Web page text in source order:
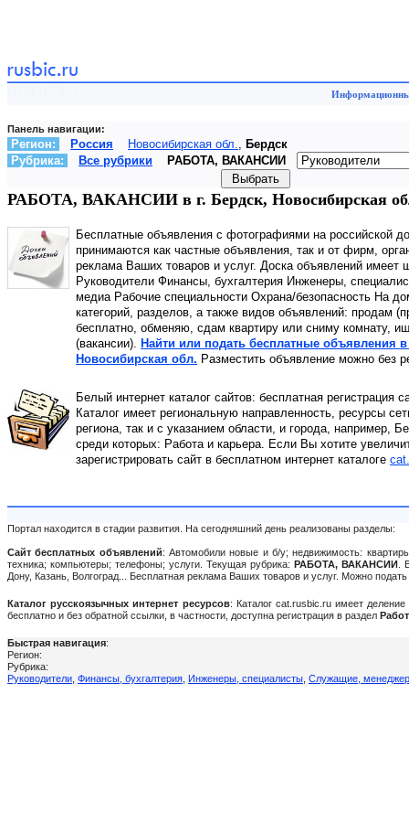
Панель навигации:
Регион: Россия Новосибирская обл., Бердск
Рубрика:
Все рубрики РАБОТА, ВАКАНСИИ
РАБОТА, ВАКАНСИИ в г. Бердск, Новосибирская
Бесплатные объявления с фотографиями на российской
принимаются как частные объявления, так и от фирм,
реклама Ваших товаров и услуг. Доска объявлений
Руководители Финансы, бухгалтерия Инженеры,
медиа Рабочие специальности Охрана/безопасность На
категорий, разделов, а также видов объявлений: продам
бесплатно, обменяю, сдам квартиру или сниму комнату,
(вакансии). Найти или подать бесплатные объявления
Новосибирская обл. Разместить объявление можно без
Белый интернет каталог сайтов: бесплатная регистрация
Каталог имеет региональную направленность, ресурсы
региона, так и с указанием области, и города, например,
среди которых: Работа и карьера. Если Вы хотите
зарегистрировать сайт в бесплатном интернет каталоге
Портал находится в стадии развития. На сегодняшний день реализованы разделы:
Сайт бесплатных объявлений: Автомобили новые и б/у; недвижимость:
техника; компьютеры; телефоны; услуги. Текущая рубрика: РАБОТА, ВАКАНСИИ.
Дону, Казань, Волгоград... Бесплатная реклама Ваших товаров и услуг. Можно
Каталог русскоязычных интернет ресурсов: Каталог cat.rusbic.ru имеет
бесплатно и без обратной ссылки, в частности, доступна регистрация в раздел
Быстрая навигация:
Регион:
Рубрика:
Руководители Финансы, бухгалтерия Инженеры, специалисты Служащие,